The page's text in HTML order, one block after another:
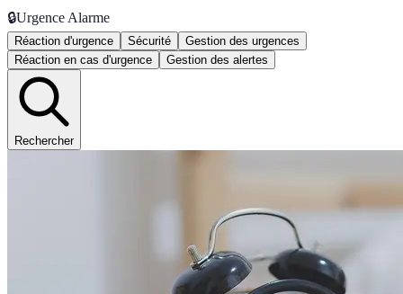
🔒Urgence Alarme
Réaction d'urgence Sécurité
Gestion des urgences
Réaction en cas d'urgence
Gestion des alertes
Rechercher